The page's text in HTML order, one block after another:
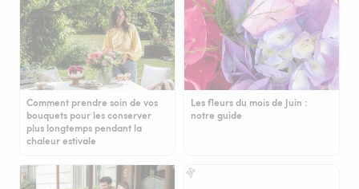
Comment prendre soin de vos
bouquets pour les conserver
plus longtemps pendant la
chaleur estivale
Les fleurs du mois de Juin :
notre guide